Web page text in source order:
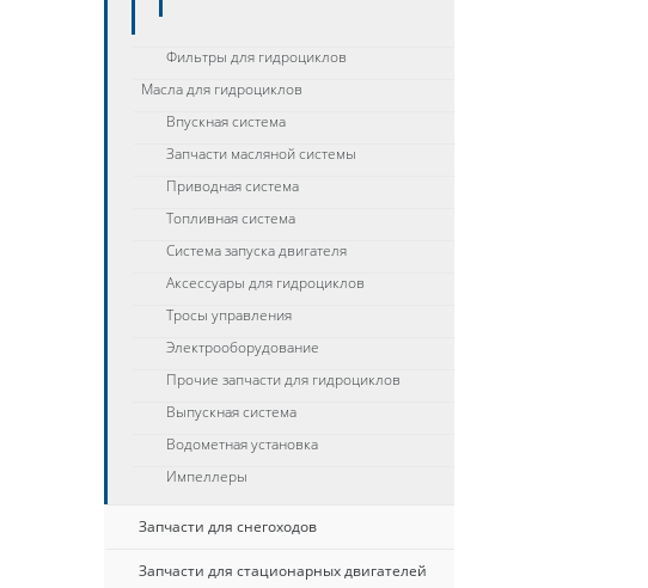
Фильтры для гидроциклов
Масла для гидроциклов
Впускная система
Запчасти масляной системы
Приводная система
Топливная система
Система запуска двигателя
Аксессуары для гидроциклов
Тросы управления
Электрооборудование
Прочие запчасти для гидроциклов
Выпускная система
Водометная установка
Импеллеры
Запчасти для снегоходов
Запчасти для стационарных двигателей